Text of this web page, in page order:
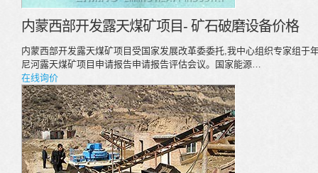
内蒙西部开发露天煤矿项目- 矿石破磨设备价格
内蒙西部开发露天煤矿项目受国家发展改革委委托,我中心组织专家组于
尼河露天煤矿项目申请报告申请报告评估会议。国家能源…
在线询价